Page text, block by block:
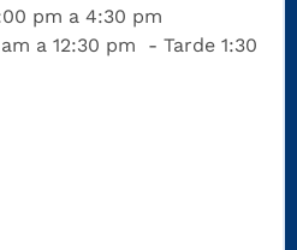
pm a 4:30 pm
a 12:30 pm - Tarde 1:30